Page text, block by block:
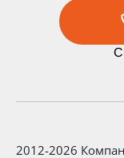
2012-2026